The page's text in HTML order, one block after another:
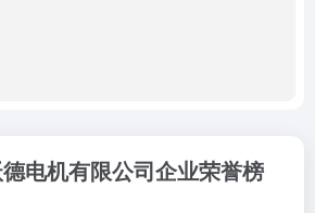
电机有限公司企业荣誉榜